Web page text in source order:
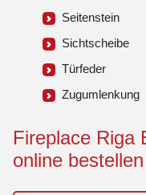
Seitenstein
Sichtscheibe
Türfeder
Zugumlenkung
Fireplace Riga
online bestellen